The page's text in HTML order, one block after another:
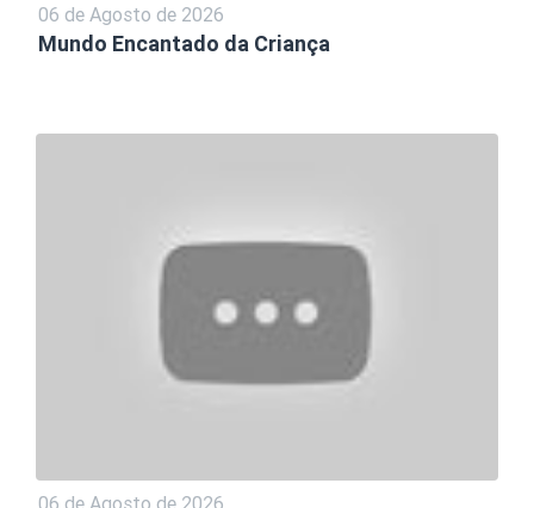
06 de Agosto de 2026
Mundo Encantado da Criança
06 de Agosto de 2026